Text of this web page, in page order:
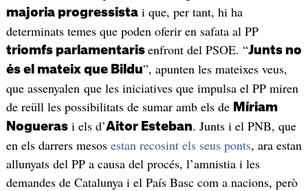
majoria progressistai que, per tant, hi ha
determinats temes que poden oferir en safata al PP
triomfs parlamentaris enfront del PSOE. “Junts no
és el mateix que Bildu”, apunten les mateixes veus,
que assenyalen que les iniciatives que impulsa el PP miren
de reüll les possibilitats de sumar amb els de Míriam
Noguerasi els d’Aitor Esteban. Junts i el PNB, que
en els darrers mesos estan recosint els seus ponts, ara estan
allunyats del PP a causa del procés, l’amnistia i les
demandes de Catalunya i el País Basc com a nacions, però